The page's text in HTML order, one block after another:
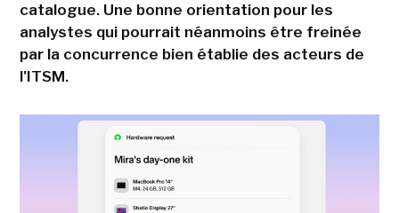
catalogue. Une bonne orientation pour les
analystes qui pourrait néanmoins être freinée
par la concurrence bien établie des acteurs de
l'ITSM.